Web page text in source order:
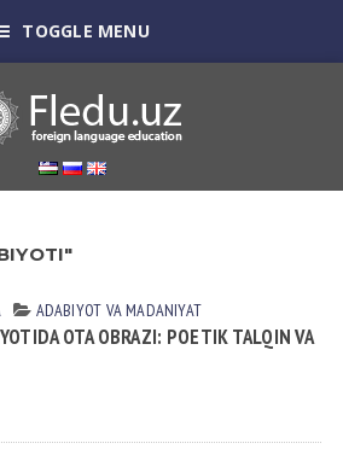
TOGGLE MENU
АDАBIYOT VА MАDАNIYAT
OTA OBRAZI: POETIK TALQIN VA